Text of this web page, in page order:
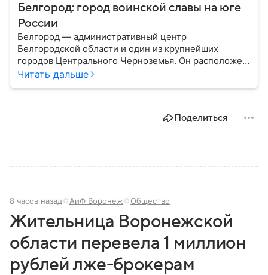
Белгород: город воинской славы на юге
России
Белгород — административный центр
Белгородской области и один из крупнейших
городов Центрального Черноземья. Он расположен
недалеко от российско-украинской границы и
становился ареной крупных военных событий, а
Читать дальше
Поделиться
8 часов назад АиФ Воронеж Общество
Жительница Воронежской
области перевела 1 миллион
рублей лже-брокерам